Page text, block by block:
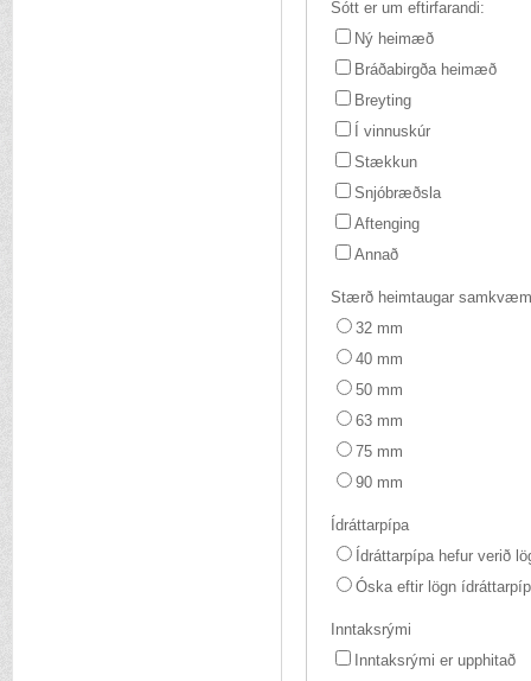
Sótt er um eftirfarandi:
Ný heimæð
Bráðabirgða heimæð
Breyting
Í vinnuskúr
Stækkun
Snjóbræðsla
Aftenging
Annað
Stærð heimtaugar
32 mm
40 mm
50 mm
63 mm
75 mm
90 mm
Ídráttarpípa
Ídráttarpípa hefur verið
Óska eftir lögn
Inntaksrými
Inntaksrými er upphitað